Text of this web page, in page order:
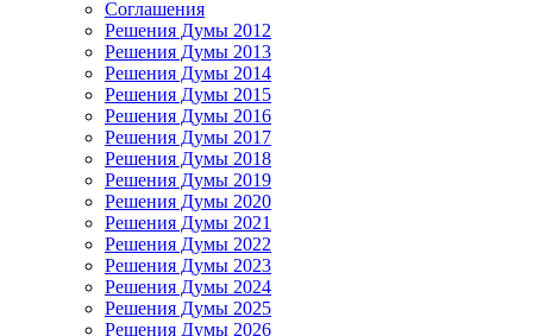
Соглашения
Решения Думы 2012
Решения Думы 2013
Решения Думы 2014
Решения Думы 2015
Решения Думы 2016
Решения Думы 2017
Решения Думы 2018
Решения Думы 2019
Решения Думы 2020
Решения Думы 2021
Решения Думы 2022
Решения Думы 2023
Решения Думы 2024
Решения Думы 2025
Решения Думы 2026